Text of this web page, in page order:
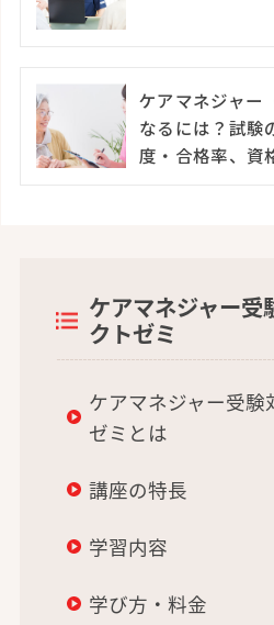
ケアマネジャー
なるには？試験
度・合格率、資
ケアマネジャー受
クトゼミ
ケアマネジャー受験
ゼミとは
講座の特長
学習内容
学び方・料金